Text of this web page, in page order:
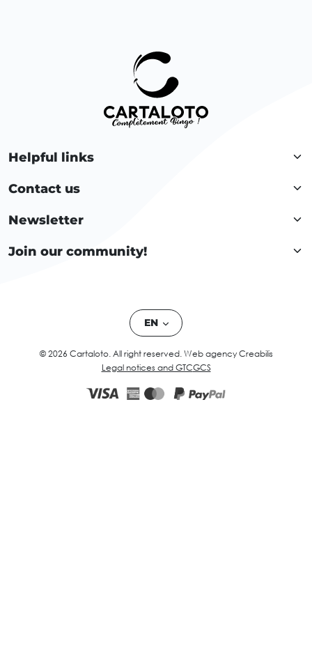
Helpful links
Contact us
Newsletter
Join our community!
EN
© 2026 Cartaloto. All right reserved. Web agency Creabilis
Legal notices and GTCGCS